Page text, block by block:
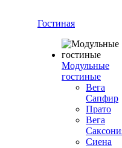
Гостиная
Модульные
гостиные
Вега
Сапфир
Прато
Вега
Сиена